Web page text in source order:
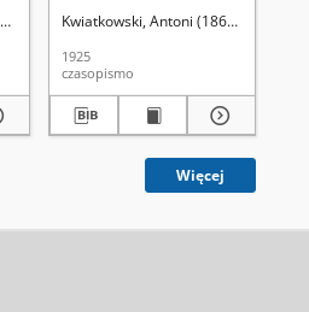
1926). Red.Kwiatkowski, Antoni (1861-1926).
1925
czasopismo
Więcej